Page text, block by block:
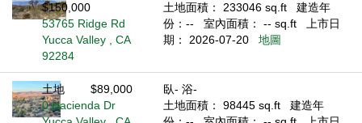
$150,000
53765 Ridge Rd
Yucca Valley , CA
92284
土地面積： 233046 sq.ft
建造年
份：--
室內面積： -- sq.ft
上市日
期： 2026-07-20
地圖
土地
$89,000
0 Hacienda Dr
臥- 浴-
土地面積： 98445 sq.ft
建造年